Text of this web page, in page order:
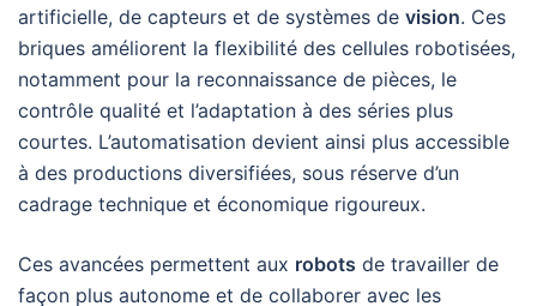
artificielle, de capteurs et de systèmes de vision. Ces
briques améliorent la flexibilité des cellules robotisées,
notamment pour la reconnaissance de pièces, le
contrôle qualité et l’adaptation à des séries plus
courtes. L’automatisation devient ainsi plus accessible
à des productions diversifiées, sous réserve d’un
cadrage technique et économique rigoureux.
Ces avancées permettent aux robots de travailler de
façon plus autonome et de collaborer avec les